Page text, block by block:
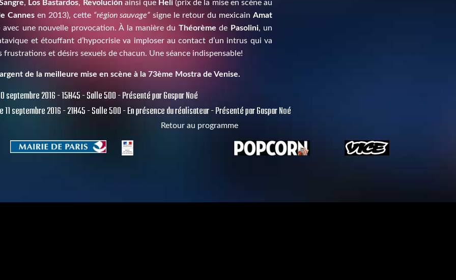
, Los Bastardos, Revoluciónainsi que Heli (prix de la mise en scène au
Cannesen 2013), cette “région sauvage” signe le retour du mexicainAmat
avec une nouvelle provocation. À la manière du Théorème de Pasolini, un
et étouffant d’hypocrisie va imploser au contact d’un intrus qui va
frustrations et désirs sexuels de chacun. Une séance indispensable!
de la meilleure mise en scène à la 73ème Mostra de Venise.
septembre 2016 - 15H45 - Salle 500 - Présenté par Gaspar Noé
11 septembre 2016 - 21H45 - Salle 500 - En présence du réalisateur - Présenté par Gaspar Noé
Retour au programme